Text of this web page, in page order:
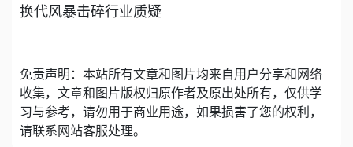
换代风暴击碎行业质疑
免责声明：本站所有文章和图片均来自用户分享和网络
收集，文章和图片版权归原作者及原出处所有，仅供学
习与参考，请勿用于商业用途，如果损害了您的权利，
请联系网站客服处理。